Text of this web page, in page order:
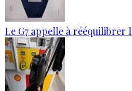
Le G7 appelle à rééquilibrer